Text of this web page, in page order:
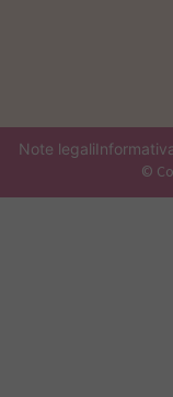
Note legali
©